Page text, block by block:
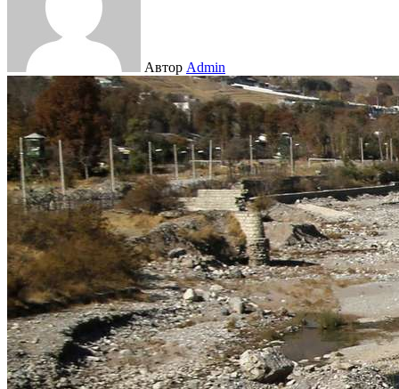
Автор Admin